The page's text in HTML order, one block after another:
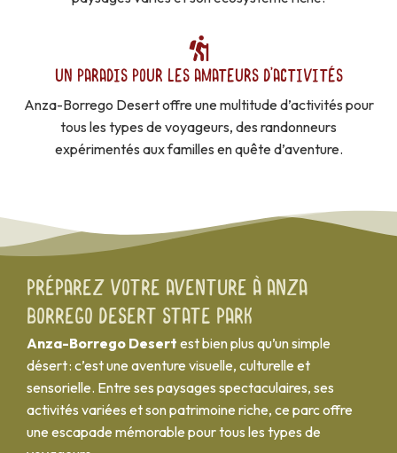
UN PARADIS POUR LES AMATEURS D’ACTIVITÉS
Anza-Borrego Desert offre une multitude d’activités pour
tous les types de voyageurs, des randonneurs
expérimentés aux familles en quête d’aventure.
Préparez votre aventure à Anza
Borrego Desert State Park
Anza-Borrego Desert est bien plus qu’un simple
désert : c’est une aventure visuelle, culturelle et
sensorielle. Entre ses paysages spectaculaires, ses
activités variées et son patrimoine riche, ce parc offre
une escapade mémorable pour tous les types de